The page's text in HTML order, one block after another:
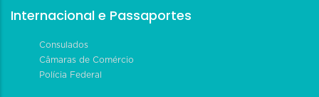
Internacional e Passaportes
Consulados
Câmaras de Comércio
Polícia Federal